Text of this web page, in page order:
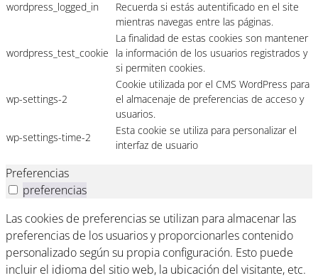
wordpress_logged_in
Recuerda si estás autentificado en el site
mientras navegas entre las páginas.
wordpress_test_cookie
La finalidad de estas cookies son mantener
la información de los usuarios registrados y
si permiten cookies.
wp-settings-2
Cookie utilizada por el CMS WordPress para
el almacenaje de preferencias de acceso y
usuarios.
wp-settings-time-2
Esta cookie se utiliza para personalizar el
interfaz de usuario
Preferencias
preferencias
Las cookies de preferencias se utilizan para almacenar las
preferencias de los usuarios y proporcionarles contenido
personalizado según su propia configuración. Esto puede
incluir el idioma del sitio web, la ubicación del visitante, etc.